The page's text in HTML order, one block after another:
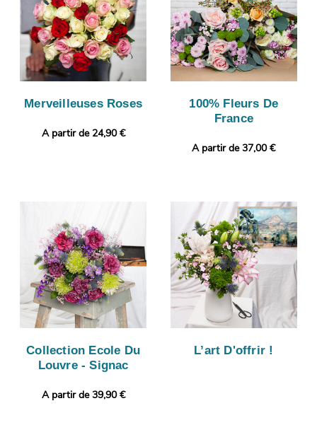
Merveilleuses Roses
A partir de 24,90 €
100% Fleurs De
France
A partir de 37,00 €
Collection Ecole Du
Louvre - Signac
A partir de 39,90 €
L’art D'offrir !